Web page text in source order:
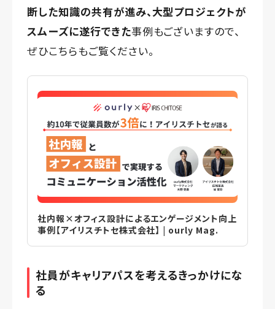
断した知識の共有が進み、大型プロジェクトが
スムーズに遂行できた事例もございますので、
ぜひこちらもご覧ください。
社内報×オフィス設計によるエンゲージメント向上
事例【アイリスチトセ株式会社】 | ourly Mag.
社員がキャリアパスを考えるきっかけにな
る